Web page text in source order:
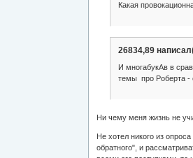
Какая
26834,89
И многабукАв в
темы про Роберта -
Ни чему меня жизнь не
Не хотел никого из
обратного", и